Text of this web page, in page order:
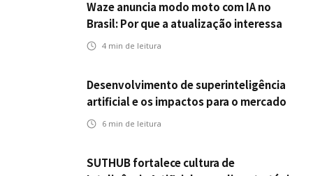
Waze anuncia modo moto com IA no
Brasil: Por que a atualização interessa
ao mercado segurador?
4 min de leitura
Desenvolvimento de superinteligência
artificial e os impactos para o mercado
de seguros
6 min de leitura
SUTHUB fortalece cultura de